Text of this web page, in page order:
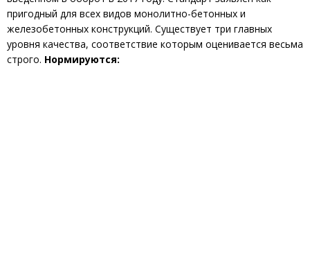
пригодный для всех видов монолитно-бетонных и
железобетонных конструкций. Существует три главных
уровня качества, соответствие которым оценивается весьма
строго. Нормируются: